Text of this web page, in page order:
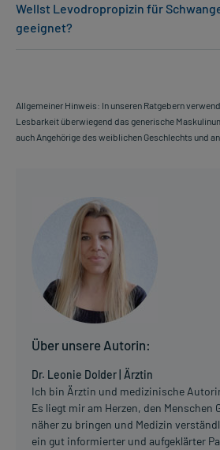
WelIst Levodropropizin für
geeignet?
Allgemeiner Hinweis: In unseren Ratgebern
Lesbarkeit überwiegend das generische
auch Angehörige des weiblichen Geschlechts und
Über unsere Autorin:
Dr. Leonie Dolder | Ärztin
Ich bin Ärztin und medizinische
Es liegt mir am Herzen, den Menschen
näher zu bringen und Medizin
ein gut informierter und aufgeklärter